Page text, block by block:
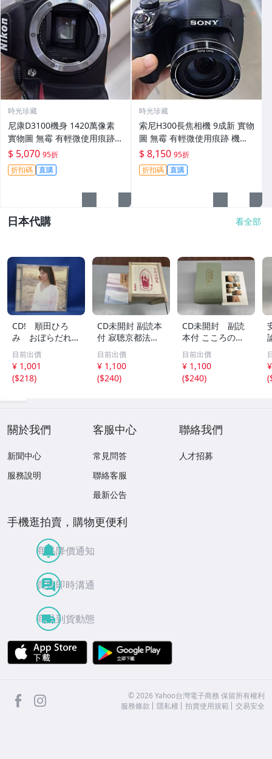
時光珍藏
尼康D3100機身 1420萬像素
實物圖 無霉 有輕微使用痕跡
機身原裝 無拆修無翻新 臨-34
3
$ 5,070 95折
折扣碼 直購
時光珍藏
索尼H300長焦相機 9成新 實物
圖 無霉 有輕微使用痕跡 機身
鏡頭原裝 無拆修無翻新-3430
$ 8,150 95折
折扣碼 直購
日本代購 看全部
CD! 順田ひろ
み おぼらだれ
ん 帯付き OM
CD-16 42405
目前出價
¥ 1,001
($218)
CD未開封 副読本
付 寂聴京都法話
集 ユーキャン
目前出價
¥ 1,100
($240)
CD未開封 副読
本付 こころの
扉 河合隼雄講話
集
目前出價
¥ 1,100
($240)
(
關於我們
新聞中心
服務說明
客服中心
常見問答
聯絡客服
最新公告
聯絡我們
人才招募
手機逛拍賣，購物更便利
商品降價通知
買賣即時溝通
商品到貨動態
APP Store
facebook ©2026 Yahoo台灣電子商務 保留所有權利
服務條款
隱私權 拍賣使用規範 交易安全